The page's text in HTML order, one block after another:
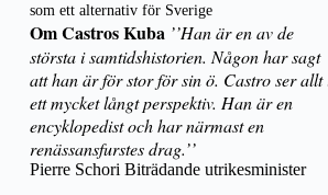
som ett alternativ för Sverige
Om Castros Kuba ’’Han är en av de
största i samtidshistorien. Någon har sagt
att han är för stor för sin ö. Castro ser allt
ett mycket långt perspektiv. Han är en
encyklopedist och har närmast en
renässansfurstes drag.’’
Pierre Schori Biträdande utrikesminister